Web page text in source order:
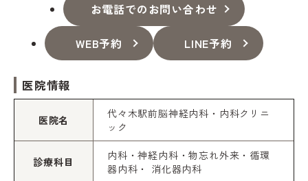
お電話でのお問い合わせ
WEB予約 LINE予約
医院情報
医院名
代々木駅前脳神経内科・内科クリニ
ック
診療科目
内科・神経内科・物忘れ外来・循環
器内科・ 消化器内科